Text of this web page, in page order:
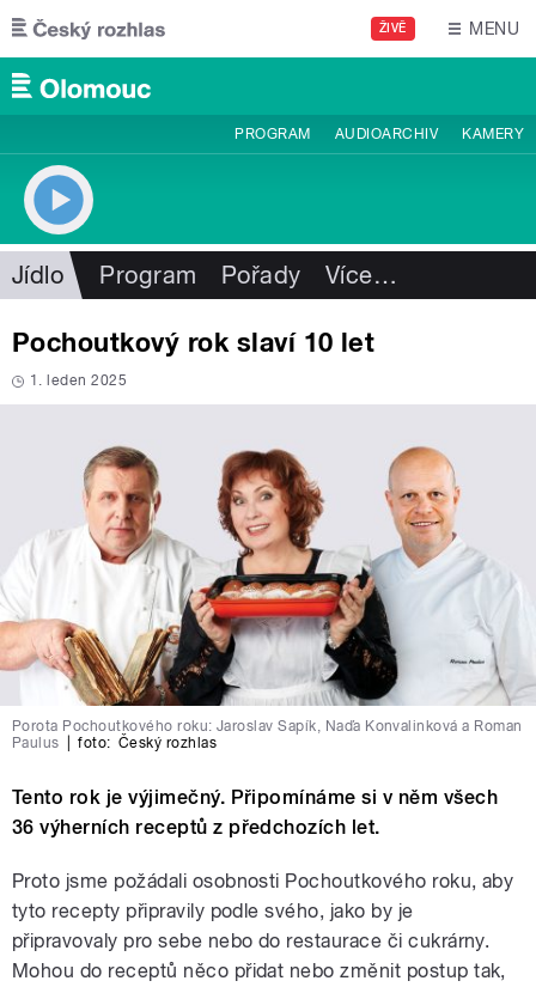
Přejít k hlavnímu obsahu
ŽIVĚ MENU
PROGRAM AUDIOARCHIV KAMERY
Jídlo Program Pořady Více…
Pochoutkový rok slaví 10 let
1. leden 2025
Porota Pochoutkového roku: Jaroslav Sapík, Naďa Konvalinková a Roman
Paulus
foto: Český rozhlas
Tento rok je výjimečný. Připomínáme si v něm všech
36 výherních receptů z předchozích let.
Proto jsme požádali osobnosti Pochoutkového roku, aby
tyto recepty připravily podle svého, jako by je
připravovaly pro sebe nebo do restaurace či cukrárny.
Mohou do receptů něco přidat nebo změnit postup tak,